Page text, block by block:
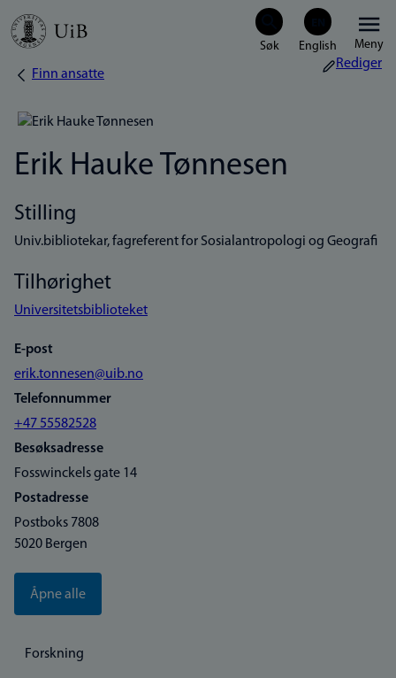
Hopp
Meny
Navigasjonssti
Finn ansatte
Rediger
Erik Hauke Tønnesen
Stilling
Univ.bibliotekar, fagreferent for Sosialantropologi og Geografi
Tilhørighet
Universitetsbiblioteket
E-post
erik.tonnesen@uib.no
Telefonnummer
+47 55582528
Besøksadresse
Fosswinckels gate 14
Postadresse
Postboks 7808
5020 Bergen
Åpne alle
Forskning